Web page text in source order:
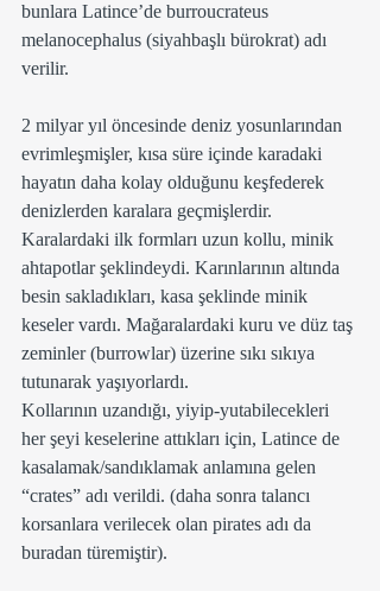
bunlara Latince’de burroucrateus
melanocephalus (siyahbaşlı bürokrat) adı
verilir.
2 milyar yıl öncesinde deniz yosunlarından
evrimleşmişler, kısa süre içinde karadaki
hayatın daha kolay olduğunu keşfederek
denizlerden karalara geçmişlerdir.
Karalardaki ilk formları uzun kollu, minik
ahtapotlar şeklindeydi. Karınlarının altında
besin sakladıkları, kasa şeklinde minik
keseler vardı. Mağaralardaki kuru ve düz taş
zeminler (burrowlar) üzerine sıkı sıkıya
tutunarak yaşıyorlardı.
Kollarının uzandığı, yiyip-yutabilecekleri
her şeyi keselerine attıkları için, Latince de
kasalamak/sandıklamak anlamına gelen
“crates” adı verildi. (daha sonra talancı
korsanlara verilecek olan pirates adı da
buradan türemiştir).